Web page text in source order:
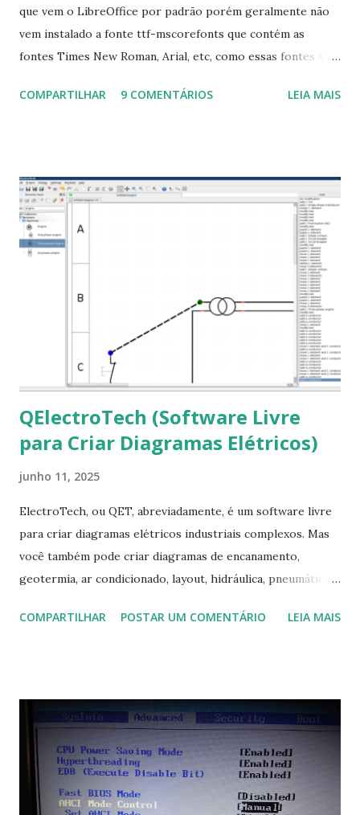
que vem o LibreOffice por padrão porém geralmente não
vem instalado a fonte ttf-mscorefonts que contém as
fontes Times New Roman, Arial, etc, como essas fontes são
a Associação Brasileira de Normas Técnicas (ABNT), exige
que contém essas fontes. Ao instalar o GNU/Linux abra o
terminal e execute o comando: $ sudo apt-get install ttf-
mscorefonts-installer Leia os termos de uso e avance
clicando em “Ok” Agora aceite os termos de uso clicando
em “Sim” Pronto agora abra o LibreOffice e veja se as
fontes Times New Roman, Arial estão instaladas. Caso
ocorra algum erro ou precisa reinstalar, execute: $ sudo
apt-get install --reinstall ttf-mscorefonts-installer
COMPARTILHAR 9 COMENTÁRIOS LEIA MAIS
QElectroTech (Software Livre
para Criar Diagramas Elétricos)
junho 11, 2025
ElectroTech, ou QET, abreviadamente, é um software livre
para criar diagramas elétricos industriais complexos. Mas
você também pode criar diagramas de encanamento,
geotermia, ar condicionado, layout, hidráulica, pneumática,
Na última versão 0.100, a coleção contém mais de 8.000
COMPARTILHAR POSTAR UM COMENTÁRIO LEIA MAIS